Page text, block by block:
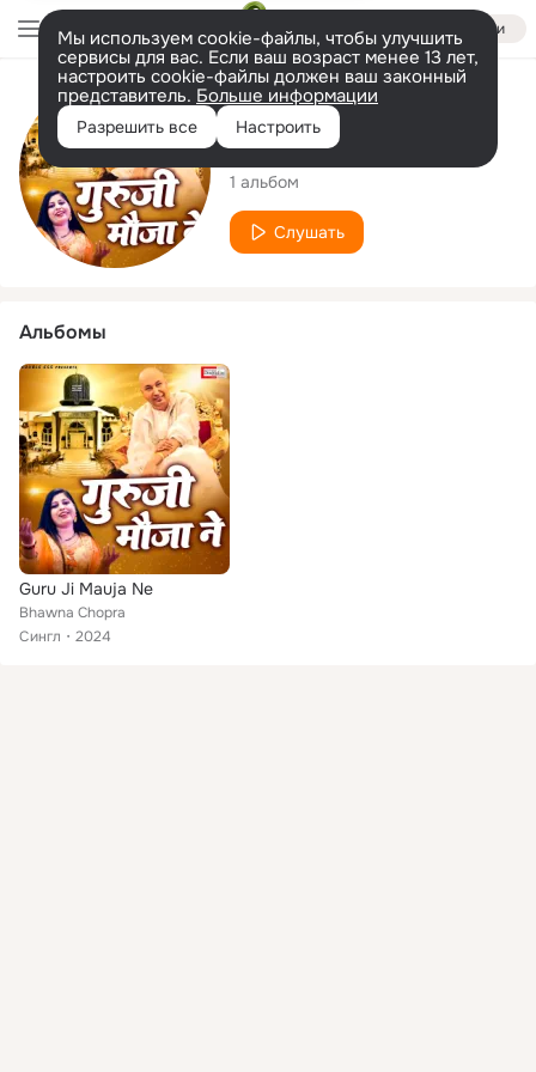
Войти
Мы используем cookie-файлы, чтобы улучшить
сервисы для вас. Если ваш возраст менее 13 лет,
настроить cookie-файлы должен ваш законный
представитель. Больше информации
Разрешить все Настроить
Исполнитель
Bhawna Chopra
1 альбом
Слушать
Альбомы
Guru Ji Mauja Ne
Bhawna Chopra
Сингл
2024